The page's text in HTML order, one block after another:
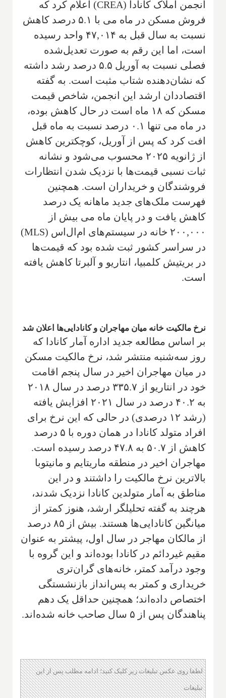
انجمن املاک کانادا (CREA) اعلام کرد که
فروش مسکن در ماه می با ۵.۱ درصد کاهش
نسبت به سال قبل به ۴۷,۰۱۴ واحد رسیده
است، اما این رقم به صورت تعدیل‌شده
فصلی نسبت به آوریل ۵.۵ درصد رشد داشته
که نشان‌دهنده شتاب مثبت است. به گفته
اقتصاددان ارشد این انجمن، شاخص قیمت
مسکن که ۱۸ ماه است در حال کاهش بوده،
در ماه می تنها ۰.۱ درصد نسبت به ماه قبل
افت کرد که پس از آوریل، کوچکترین کاهش
از ژانویه ۲۰۲۵ محسوب می‌شود و نشانه
ثبات نسبی قیمت‌ها با نزدیک شدن انتظارات
فروشندگان و خریداران است. همچنین
فهرست ملک‌های جدید ماهانه یک درصد
کاهش یافت و در پایان ماه می بیش از
۲۰۰,۰۰۰ خانه در سیستم‌های ام‌ال‌اس (MLS)
در سراسر کشور ثبت شده بود که قیمت‌ها
در بریتیش کلمبیا، انتاریو و آلبرتا کاهش یافته
است.
نرخ مالکیت خانه میان مهاجران و کانادایی‌ها اعلان شد
بر اساس مطالعه جدید اداره آمار کانادا که
روز سه‌شنبه منتشر شد، نرخ مالکیت مسکن
در میان مهاجران اخیر در سال پنجم اقامت
خود در انتاریو از ۳۳۵.۷ درصد در سال ۲۰۱۸
به ۴۰.۲ درصد در سال ۲۰۲۱ افزایش یافته
(رشد ۱۲ درصدی) در حالی که این نرخ برای
افراد متولد کانادا در همان دوره با ۵ درصد
کاهش از ۵۰.۷ به ۴۷.۸ درصد رسیده است.
مهاجران اخیر در منطقه ماریتایم و مانیتوبا
بالاترین نرخ مالکیت را داشتند و در این
مناطق به آمار متولدین کانادا نزدیک شدند،
هرچند به گفته تحلیلگر ارشد، هنوز کمتر از
میانگین کانادایی‌ها هستند. بیش از ۸۵ درصد
از مالکان مهاجر در سال اول، پیشتر به عنوان
مقیم غیردائم در کانادا بوده‌اند و این گروه با
وجود درآمد کمتر، خانه‌های گران‌تری
خریداری و کمتر به پس‌انداز بازنشستگی
اختصاص داده‌اند؛ همچنین حداقل یک دهم
پناهندگان پس از ۵ سال صاحب خانه شده‌اند.
لطفا روی عکس تبلیغات زیر کلیک کنید؛ ادامه مطلب پس از این
تبلیغات